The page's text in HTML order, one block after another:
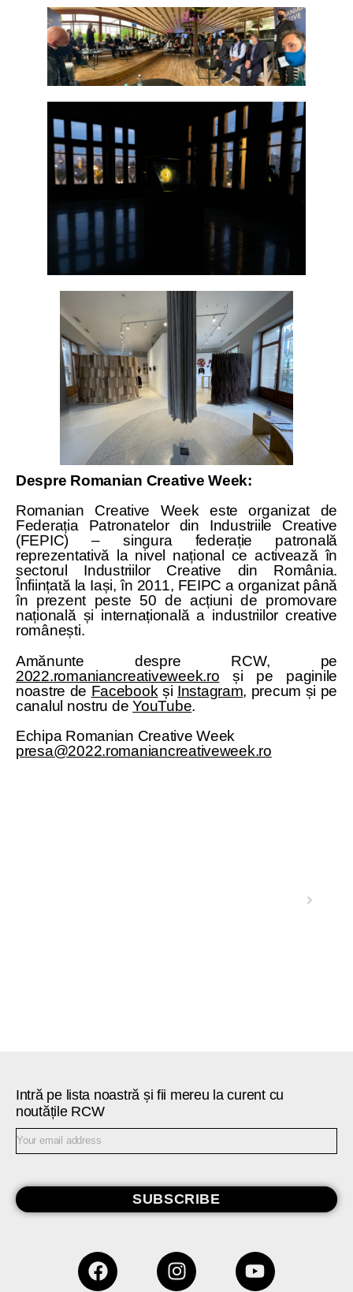
Despre Romanian Creative Week:
Romanian Creative Week este organizat de
Federația Patronatelor din Industriile Creative
(FEPIC) – singura federație patronală
reprezentativă la nivel național ce activează în
sectorul Industriilor Creative din România.
Înființată la Iași, în 2011, FEIPC a organizat până
în prezent peste 50 de acțiuni de promovare
națională și internațională a industriilor creative
românești.
Amănunte despre RCW, pe
2022.romaniancreativeweek.ro și pe paginile
noastre de Facebook și Instagram, precum și pe
canalul nostru deYouTube.
Echipa Romanian Creative Week
presa@2022.romaniancreativeweek.ro
Intră pe lista noastră și fii mereu la curent cu
noutățile RCW
SUBSCRIBE